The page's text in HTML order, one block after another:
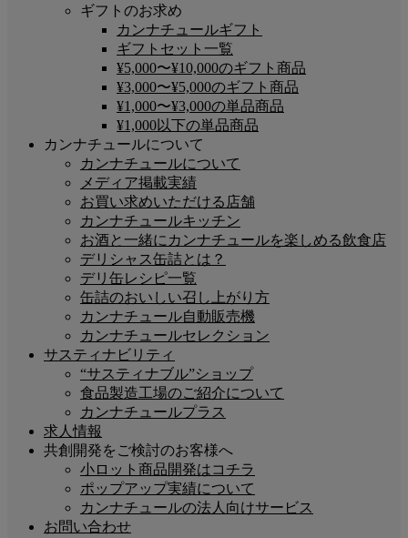
ギフトのお求め
カンナチュールギフト
ギフトセット一覧
¥5,000〜¥10,000のギフト商品
¥3,000〜¥5,000のギフト商品
¥1,000〜¥3,000の単品商品
¥1,000以下の単品商品
カンナチュールについて
カンナチュールについて
メディア掲載実績
お買い求めいただける店舗
カンナチュールキッチン
お酒と一緒にカンナチュールを楽しめる飲食店
デリシャス缶詰とは？
デリ缶レシピ一覧
缶詰のおいしい召し上がり方
カンナチュール自動販売機
カンナチュールセレクション
サスティナビリティ
“サスティナブル”ショップ
食品製造工場のご紹介について
カンナチュールプラス
求人情報
共創開発をご検討のお客様へ
小ロット商品開発はコチラ
ポップアップ実績について
カンナチュールの法人向けサービス
お問い合わせ